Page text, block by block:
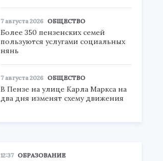
7 августа 2026 ОБЩЕСТВО
Более 350 пензенских семей
пользуются услугами социальных
нянь
7 августа 2026 ОБЩЕСТВО
В Пензе на улице Карла Маркса на
два дня изменят схему движения
12:37 ОБРАЗОВАНИЕ